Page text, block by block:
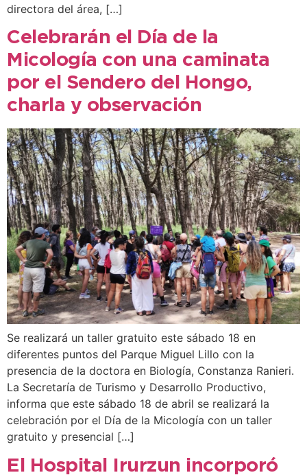
directora del área, […]
Celebrarán el Día de la
Micología con una caminata
por el Sendero del Hongo,
charla y observación
Se realizará un taller gratuito este sábado 18 en
diferentes puntos del Parque Miguel Lillo con la
presencia de la doctora en Biología, Constanza Ranieri.
La Secretaría de Turismo y Desarrollo Productivo,
informa que este sábado 18 de abril se realizará la
celebración por el Día de la Micología con un taller
gratuito y presencial […]
El Hospital Irurzun incorporó